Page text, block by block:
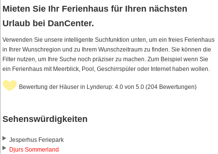
Mieten Sie Ihr Ferienhaus für Ihren nächsten
Urlaub bei DanCenter.
Verwenden Sie unsere intelligente Suchfunktion unten, um ein freies Ferienhaus
in Ihrer Wunschregion und zu Ihrem Wunschzeitraum zu finden. Sie können die
Filter nutzen, um Ihre Suche noch präziser zu machen. Zum Beispiel wenn Sie
ein Ferienhaus mit Meerblick, Pool, Geschirrspüler oder Internet haben wollen.
Bewertung der Häuser in Lynderup: 4.0 von 5.0 (204 Bewertungen)
Sehenswürdigkeiten
Jesperhus Feriepark
Djurs Sommerland